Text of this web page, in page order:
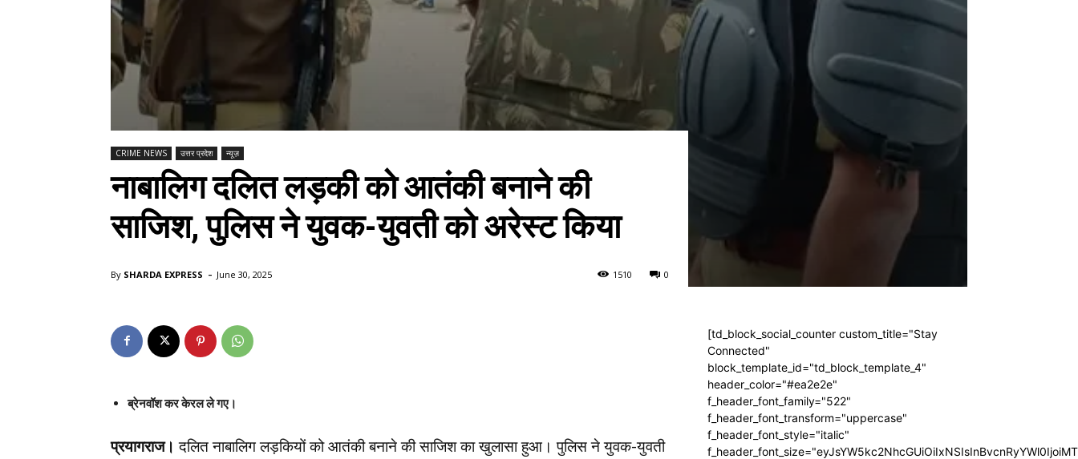
CRIME NEWS उत्तर प्रदेश न्यूज़
नाबालिग दलित लड़की को आतंकी बनाने की
साजिश, पुलिस ने युवक-युवती को अरेस्ट किया
By SHARDA EXPRESS - June 30, 2025 0
1510
ब्रेनवॉश कर केरल ले गए।
प्रयागराज। दलित नाबालिग लड़कियों को आतंकी बनाने की साजिश का खुलासा हुआ। पुलिस ने युवक-युवती
[td_block_social_counter custom_title="Stay
Connected"
block_template_id="td_block_template_4"
header_color="#ea2e2e"
f_header_font_family="522"
f_header_font_transform="uppercase"
f_header_font_style="italic"